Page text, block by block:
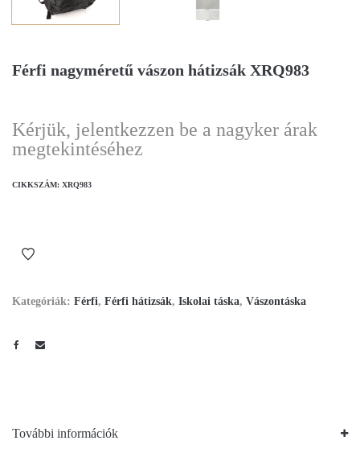
Férfi nagyméretű vászon hátizsák XRQ983
Kérjük, jelentkezzen be a nagyker árak
megtekintéséhez
CIKKSZÁM: XRQ983
Kategóriák: Férfi, Férfi hátizsák, Iskolai táska, Vászontáska
További információk